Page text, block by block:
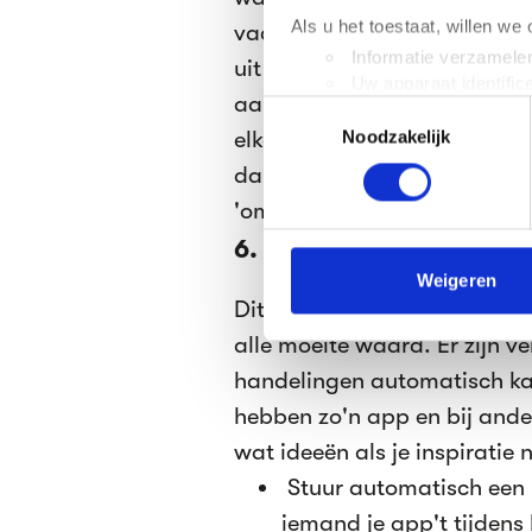
Als u het toestaat, willen we
Informatie
toestemming op elk
We gebruiken cookies om
media, adverteren en
verstrekt of die ze hebben
Noodzakelijk
Weigeren
vaak tot 30 procent hoger
uit te zetten. Ten slotte kan
aanzetten als je iemand
elke telefoon heeft dit,
dan kan je de luidspreker-
'omgevingsgeluiden
6. Automatisering
Dit kost misschien wat tijd
alle moeite waard. Er zijn
handelingen automatisch
hebben zo'n app en bij
wat ideeën als je inspiratie
Stuur automatisch
iemand je app't tijdens